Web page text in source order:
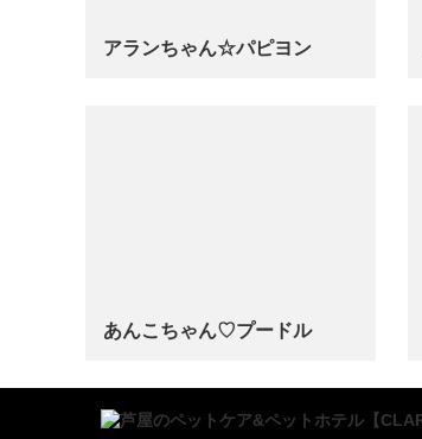
アランちゃん☆パピヨン
あんこちゃん♡‬プードル